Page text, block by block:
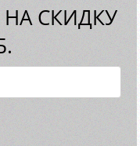
СКИДКУ